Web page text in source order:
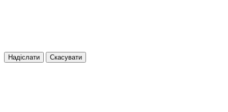
Надіслати Скасувати